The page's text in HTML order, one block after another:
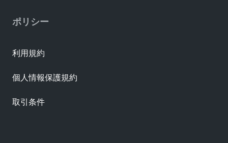
ポリシー
利用規約
個人情報保護規約
取引条件